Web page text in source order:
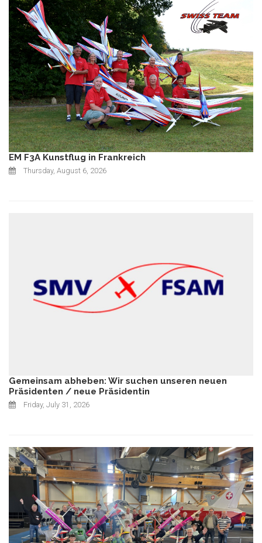
EM F3A Kunstflug in Frankreich
Thursday, August 6, 2026
Gemeinsam abheben: Wir suchen unseren neuen
Präsidenten / neue Präsidentin
Friday, July 31, 2026